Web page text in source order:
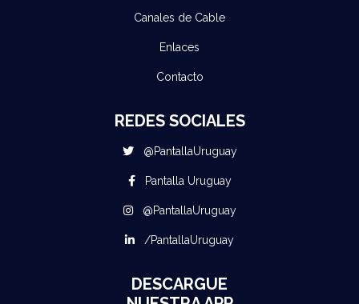
Canales de Cable
Enlaces
Contacto
REDES SOCIALES
@PantallaUruguay
Pantalla Uruguay
@PantallaUruguay
/PantallaUruguay
DESCARGUE